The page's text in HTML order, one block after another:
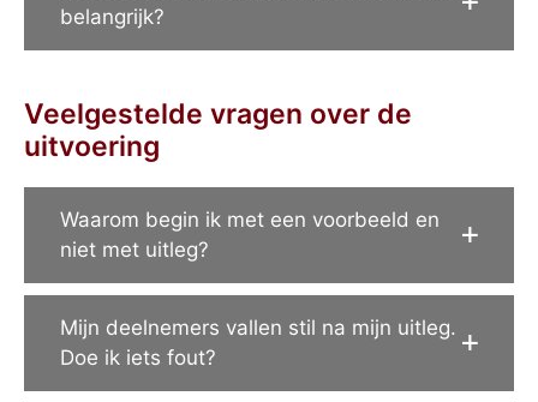
belangrijk?
Veelgestelde vragen over de
uitvoering
Waarom begin ik met een voorbeeld en
niet met uitleg?
Mijn deelnemers vallen stil na mijn uitleg.
Doe ik iets fout?